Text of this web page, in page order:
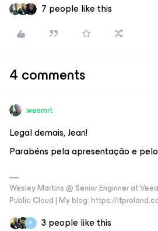
7 people like this
4 comments
wesmrt
Legal demais, Jean!
Parabéns pela apresentação e
Wesley Martins @ Senior Enginner at
Public Cloud | My blog: https://
H 3 people like this